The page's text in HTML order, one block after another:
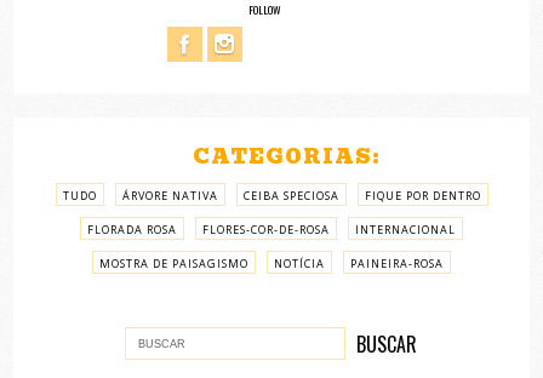
FOLLOW
CATEGORIAS:
TUDO ÁRVORE NATIVA CEIBA SPECIOSA FIQUE POR DENTRO
FLORADA ROSA FLORES-COR-DE-ROSA INTERNACIONAL
MOSTRA DE PAISAGISMO NOTÍCIA PAINEIRA-ROSA